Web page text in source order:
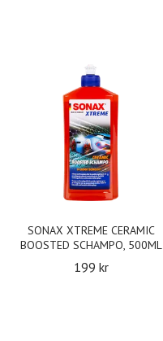
SONAX XTREME CERAMIC
BOOSTED SCHAMPO, 500ML
199 kr